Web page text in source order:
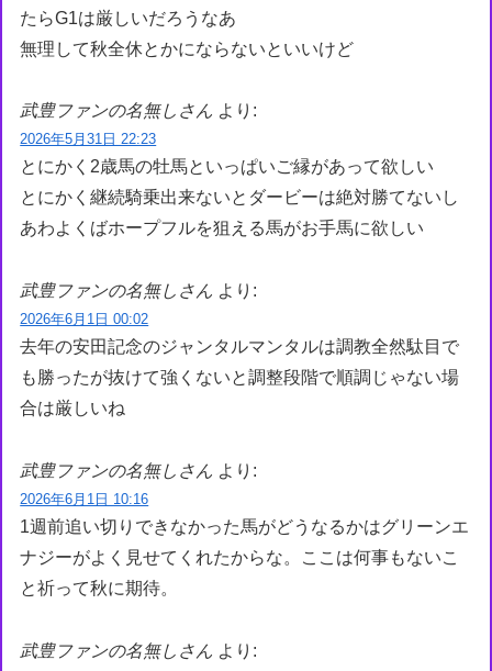
たらG1は厳しいだろうなあ
無理して秋全休とかにならないといいけど
武豊ファンの名無しさん より:
2026年5月31日 22:23
とにかく2歳馬の牡馬といっぱいご縁があって欲しい
とにかく継続騎乗出来ないとダービーは絶対勝てないし
あわよくばホープフルを狙える馬がお手馬に欲しい
武豊ファンの名無しさん より:
2026年6月1日 00:02
去年の安田記念のジャンタルマンタルは調教全然駄目で
も勝ったが抜けて強くないと調整段階で順調じゃない場
合は厳しいね
武豊ファンの名無しさん より:
2026年6月1日 10:16
1週前追い切りできなかった馬がどうなるかはグリーンエ
ナジーがよく見せてくれたからな。ここは何事もないこ
と祈って秋に期待。
武豊ファンの名無しさん より: